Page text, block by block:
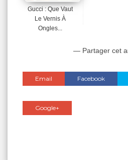
Gucci : Que Vaut
Le Vernis À
Ongles...
— Partager cet
Email Facebook
Google+